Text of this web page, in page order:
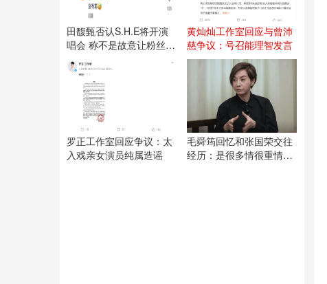
田馥甄否认S.H.E将开演
唱会 称不是故意让粉丝失
望
黄灿灿工作室回应与曾沛
慈争议：号召能理智发言
罗正工作室回应争议：太
入戏亲女演员纯属造谣
毛舜筠回忆和张国荣交往
经历：是很多情很重情的